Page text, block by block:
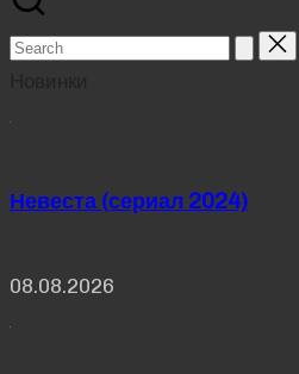
Search
Невеста (сериал 2024)
08.08.2026